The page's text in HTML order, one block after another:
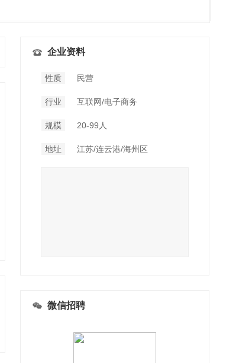
企业资料
性质 民营
行业 互联网/电子商务
规模 20-99人
地址 江苏/连云港/海州区
微信招聘